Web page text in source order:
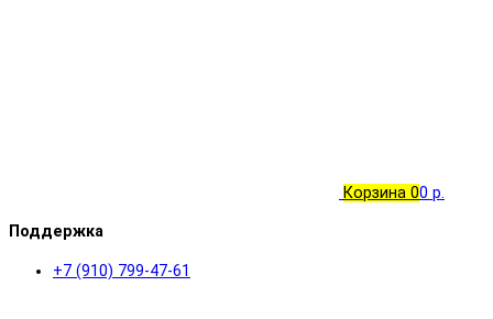
Корзина 00 р.
Поддержка
+7 (910) 799-47-61